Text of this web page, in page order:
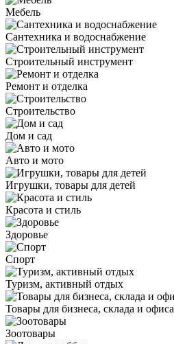
Мебель
Сантехника и водоснабжение
Строительный инструмент
Ремонт и отделка
Строительство
Дом и сад
Авто и мото
Игрушки, товары для детей
Красота и стиль
Здоровье
Спорт
Туризм, активный отдых
Товары для бизнеса, склада и офиса
Зоотовары